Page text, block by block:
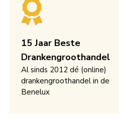
15 Jaar Beste
Drankengroothandel
Al sinds 2012 dé (online)
drankengroothandel in de
Benelux